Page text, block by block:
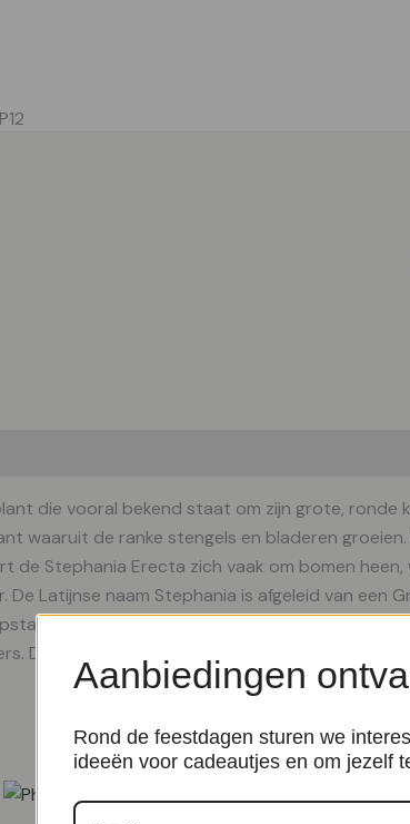
die vooral bekend staat om zijn grote,
waaruit de ranke stengels en bladeren
de Stephania Erecta zich vaak om bomen
De Latijnse naam Stephania is afgeleid van
groei van de plant. Verzorging De
Deze exotische kamerplant heeft maar één keer
Aanbiedingen
Rond de feestdagen sturen we
ideeën voor cadeautjes en om jezelf